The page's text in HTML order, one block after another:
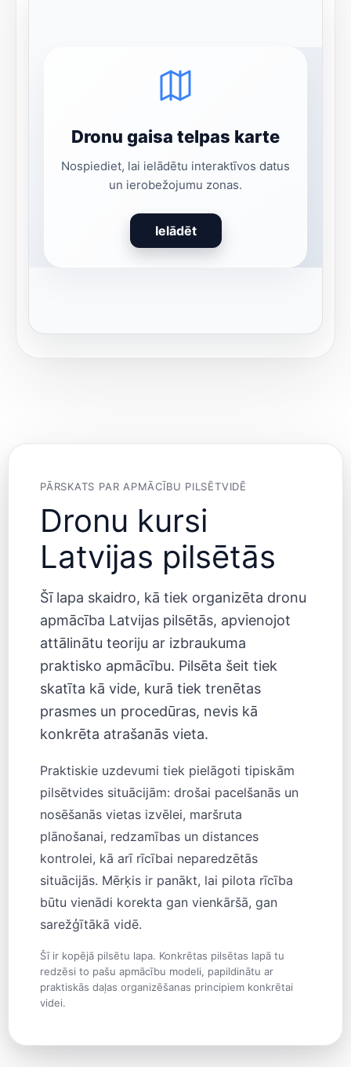
Dronu gaisa telpas karte
Nospiediet, lai ielādētu interaktīvos datus
un ierobežojumu zonas.
Ielādēt
PĀRSKATS PAR APMĀCĪBU PILSĒTVIDĒ
Dronu kursi
Latvijas pilsētās
Šī lapa skaidro, kā tiek organizēta dronu
apmācība Latvijas pilsētās, apvienojot
attālinātu teoriju ar izbraukuma
praktisko apmācību. Pilsēta šeit tiek
skatīta kā vide, kurā tiek trenētas
prasmes un procedūras, nevis kā
konkrēta atrašanās vieta.
Praktiskie uzdevumi tiek pielāgoti tipiskām
pilsētvides situācijām: drošai pacelšanās un
nosēšanās vietas izvēlei, maršruta
plānošanai, redzamības un distances
kontrolei, kā arī rīcībai neparedzētās
situācijās. Mērķis ir panākt, lai pilota rīcība
būtu vienādi korekta gan vienkāršā, gan
sarežģītākā vidē.
Šī ir kopējā pilsētu lapa. Konkrētas pilsētas lapā tu
redzēsi to pašu apmācību modeli, papildinātu ar
praktiskās daļas organizēšanas principiem konkrētai
videi.